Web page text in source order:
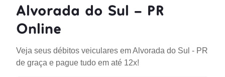
Alvorada do Sul - PR
Online
Veja seus débitos veiculares em Alvorada do Sul - PR
de graça e pague tudo em até 12x!